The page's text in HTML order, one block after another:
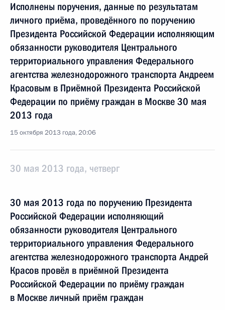
Исполнены поручения, данные по результатам
личного приёма, проведённого по поручению
Президента Российской Федерации исполняющим
обязанности руководителя Центрального
территориального управления Федерального
агентства железнодорожного транспорта Андреем
Красовым в Приёмной Президента Российской
Федерации по приёму граждан в Москве 30 мая
2013 года
15 октября 2013 года, 20:06
30 мая 2013 года, четверг
30 мая 2013 года по поручению Президента
Российской Федерации исполняющий
обязанности руководителя Центрального
территориального управления Федерального
агентства железнодорожного транспорта Андрей
Красов провёл в приёмной Президента
Российской Федерации по приёму граждан
в Москве личный приём граждан